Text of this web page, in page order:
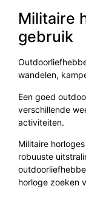
Militaire
gebruik
wandelen,
Een goed
verschillende
activiteiten.
Militaire
robuuste
horloge zoeken